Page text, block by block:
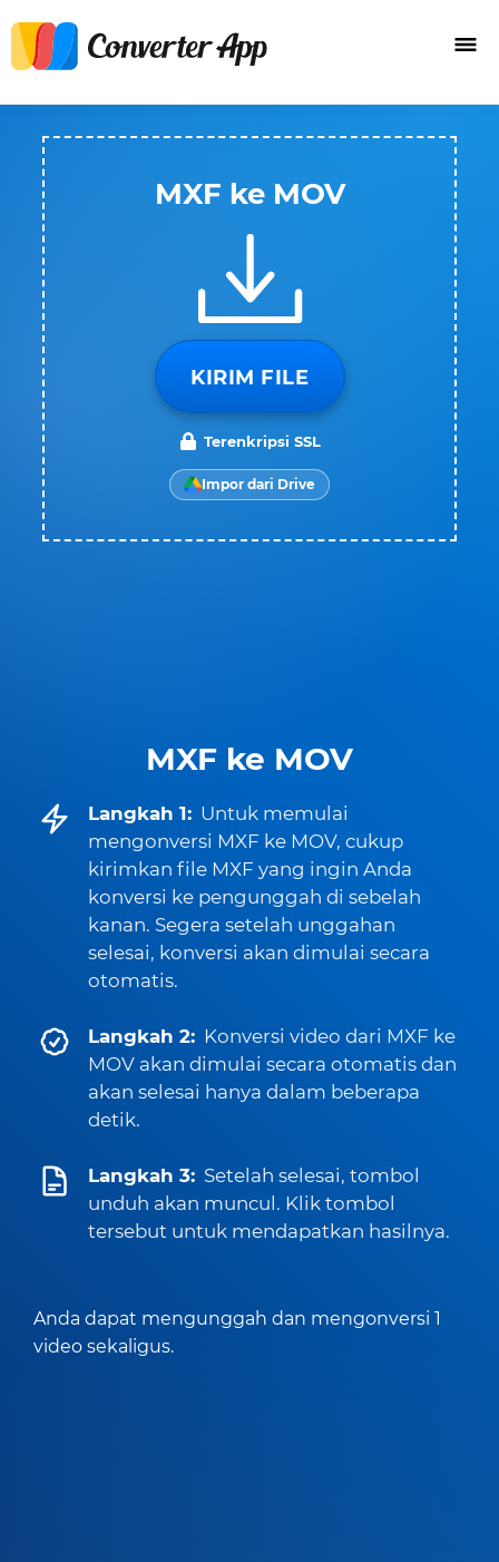
MXF ke MOV
Langkah 1: Untuk memulai
mengonversi MXF ke MOV, cukup
kirimkan file MXF yang ingin Anda
konversi ke pengunggah di sebelah
kanan. Segera setelah unggahan
selesai, konversi akan dimulai secara
otomatis.
Langkah 2: Konversi video dari MXF ke
MOV akan dimulai secara otomatis dan
akan selesai hanya dalam beberapa
detik.
Langkah 3: Setelah selesai, tombol
unduh akan muncul. Klik tombol
tersebut untuk mendapatkan hasilnya.
Anda dapat mengunggah dan mengonversi 1
video sekaligus.
MXF ke MOV
KIRIM FILE
Terenkripsi SSL
Impor dari Drive